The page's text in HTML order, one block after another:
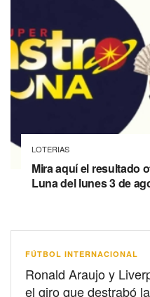
LOTERIAS
Mira aquí el resultado
Luna del lunes 3 de
FÚTBOL INTERNACIONAL
Ronald Araujo y
el giro que destrabó